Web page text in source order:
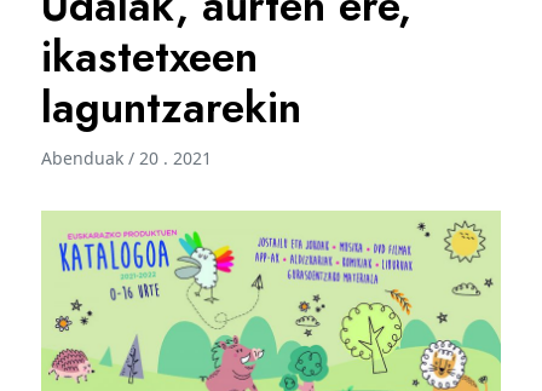
ikastetxeen
laguntzarekin
Abenduak / 20 . 2021